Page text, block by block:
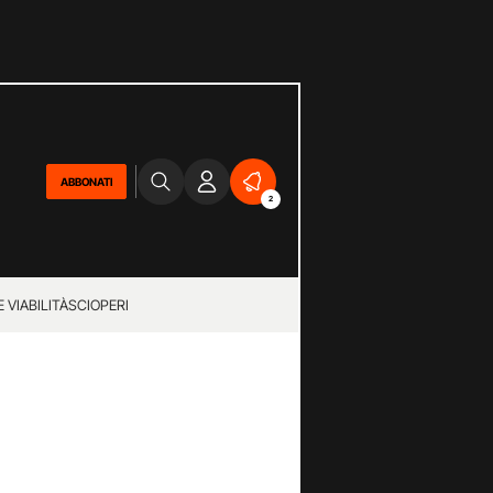
ABBONATI
2
VIABILITÀSCIOPERI